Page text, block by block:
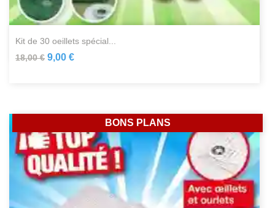
kit de 30 oeillets spécial...
18,00 € 9,00 €
BONS PLANS